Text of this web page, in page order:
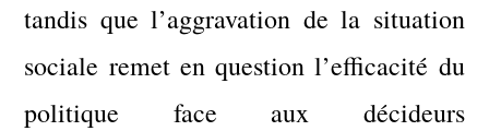
tandis que l’aggravation de la situation
sociale remet en question l’efficacité du
politique face aux décideurs